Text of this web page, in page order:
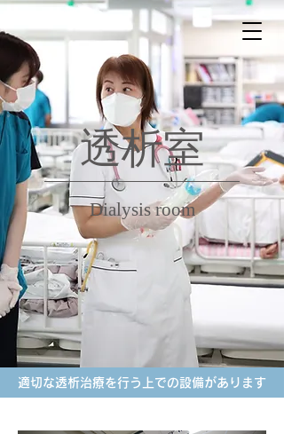
透析室
Dialysis room
適切な透析治療を行う上での設備があります